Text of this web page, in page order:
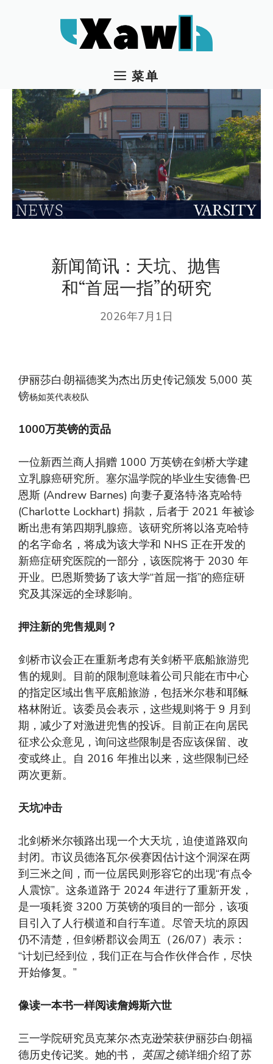
菜单
新闻简讯：天坑、抛售
和“首屈一指”的研究
2026年7月1日
伊丽莎白·朗福德奖为杰出历史传记颁发 5,000 英
镑杨如英代表校队
1000万英镑的贡品
一位新西兰商人捐赠 1000 万英镑在剑桥大学建
立乳腺癌研究所。塞尔温学院的毕业生安德鲁·巴
恩斯 (Andrew Barnes) 向妻子夏洛特·洛克哈特
(Charlotte Lockhart) 捐款，后者于 2021 年被诊
断出患有第四期乳腺癌。该研究所将以洛克哈特
的名字命名，将成为该大学和 NHS 正在开发的
新癌症研究医院的一部分，该医院将于 2030 年
开业。巴恩斯赞扬了该大学“首屈一指”的癌症研
究及其深远的全球影响。
押注新的兜售规则？
剑桥市议会正在重新考虑有关剑桥平底船旅游兜
售的规则。目前的限制意味着公司只能在市中心
的指定区域出售平底船旅游，包括米尔巷和耶稣
格林附近。该委员会表示，这些规则将于 9 月到
期，减少了对激进兜售的投诉。目前正在向居民
征求公众意见，询问这些限制是否应该保留、改
变或终止。自 2016 年推出以来，这些限制已经
两次更新。
天坑冲击
北剑桥米尔顿路出现一个大天坑，迫使道路双向
封闭。市议员德洛瓦尔·侯赛因估计这个洞深在两
到三米之间，而一位居民则形容它的出现“有点令
人震惊”。这条道路于 2024 年进行了重新开发，
是一项耗资 3200 万英镑的项目的一部分，该项
目引入了人行横道和自行车道。尽管天坑的原因
仍不清楚，但剑桥郡议会周五（26/07）表示：
“计划已经到位，我们正在与合作伙伴合作，尽快
开始修复。”
像读一本书一样阅读詹姆斯六世
三一学院研究员克莱尔·杰克逊荣获伊丽莎白·朗福
德历史传记奖。她的书， 英国之镜详细介绍了苏